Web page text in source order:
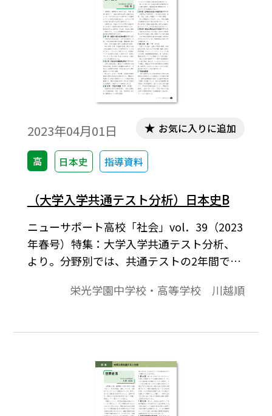
要なのかを高校生と一緒に考えてきた。
2023年04月01日
高 日本史 指導資料
お気に入りに追加
（大学入学共通テスト分析）日本史B
ニューサポート高校「社会」vol．39（2023
年春号）特集：大学入学共通テスト分析、
より。分野別では、共通テストの2年間で出
少したが、政治史を中心に経済史・外交
野横断的な設問も多く総合的な理解が求め
栄光学園中学校・高等学校 川越順